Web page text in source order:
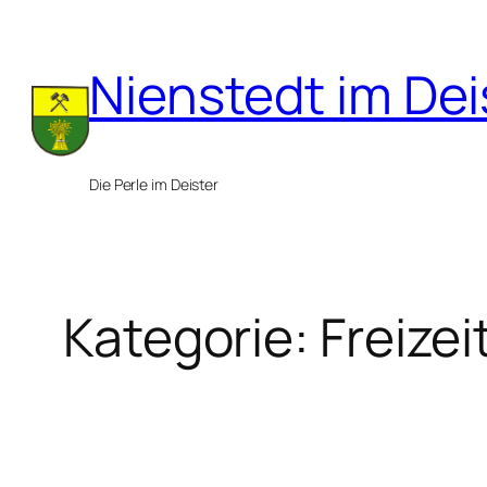
springenNienstedt im
Die Perle im Deister
Kategorie: